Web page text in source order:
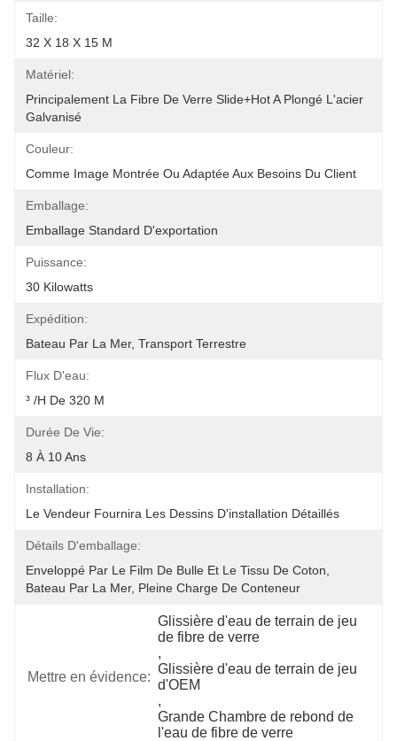
Taille:
32 X 18 X 15 M
Matériel:
Principalement La Fibre De Verre Slide+hot A Plongé L'acier
Galvanisé
Couleur:
Comme Image Montrée Ou Adaptée Aux Besoins Du Client
Emballage:
Emballage Standard D'exportation
Puissance:
30 Kilowatts
Expédition:
Bateau Par La Mer, Transport Terrestre
Flux D'eau:
³ /h De 320 M
Durée De Vie:
8 À 10 Ans
Installation:
Le Vendeur Fournira Les Dessins D'installation Détaillés
Détails D'emballage:
Enveloppé Par Le Film De Bulle Et Le Tissu De Coton,
Bateau Par La Mer, Pleine Charge De Conteneur
Mettre en évidence:
Glissière d'eau de terrain de jeu
de fibre de verre
,
Glissière d'eau de terrain de jeu
d'OEM
,
Grande Chambre de rebond de
l'eau de fibre de verre